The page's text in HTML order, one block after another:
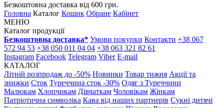
Безкоштовна доставка від 600 грн.
Головна Каталог Кошик Обране Кабінет
МЕНЮ
Каталог продукції
Безкоштовна доставка* Умови покупки Контакти +38 067
572 94 53 +38 050 011 04 04 +38 063 321 82 61
Instagram Facebook Telegram Viber E-mail
КАТАЛОГ
Літній розпродаж до -50% Новинки Товар тижня Акції та
знижки Сток Туреччина сток -30% Одяг з Туреччини
Малюкам Хлопчикам Дівчаткам Чоловікам Жінкам
Патріотична символіка Кава від наших партнерів Сукні дитячі